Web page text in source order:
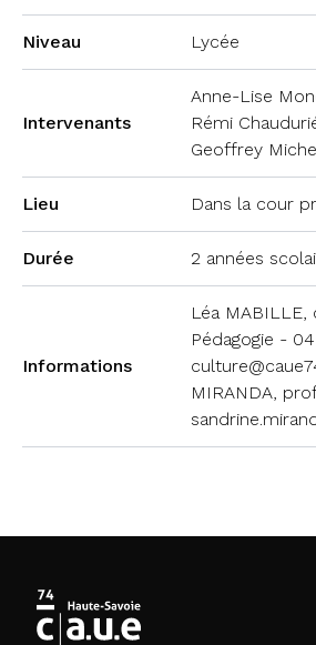
Niveau Lycée
Intervenants
Anne-Lise
Rémi
Geoffrey
Lieu Dans la cour
Durée 2 années
Informations
Léa MABILLE,
Pédagogie -
MIRANDA,